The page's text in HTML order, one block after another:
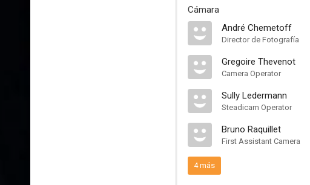
Cámara
André Chemetoff
Director de Fotografía
Gregoire Thevenot
Camera Operator
Sully Ledermann
Steadicam Operator
Bruno Raquillet
First Assistant Camera
4 más